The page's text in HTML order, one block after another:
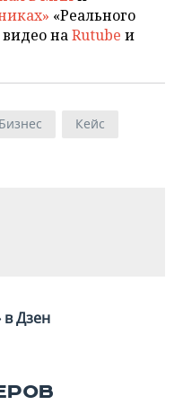
«Реального
наRutube и
Бизнес
Кейс
в Дзен